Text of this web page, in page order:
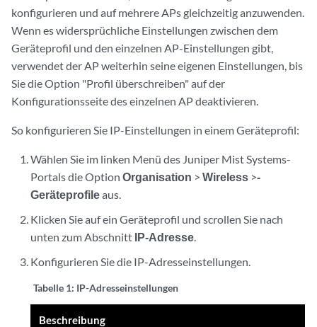
konfigurieren und auf mehrere APs gleichzeitig anzuwenden.
Wenn es widersprüchliche Einstellungen zwischen dem
Geräteprofil und den einzelnen AP-Einstellungen gibt,
verwendet der AP weiterhin seine eigenen Einstellungen, bis
Sie die Option "Profil überschreiben" auf der
Konfigurationsseite des einzelnen AP deaktivieren.
So konfigurieren Sie IP-Einstellungen in einem Geräteprofil:
Wählen Sie im linken Menü des Juniper Mist Systems-
Portals die OptionOrganisation >Wireless >-
Geräteprofileaus.
Klicken Sie auf ein Geräteprofil und scrollen Sie nach
unten zum Abschnitt IP-Adresse.
Konfigurieren Sie die IP-Adresseinstellungen.
Tabelle 1: IP-Adresseinstellungen
Beschreibung